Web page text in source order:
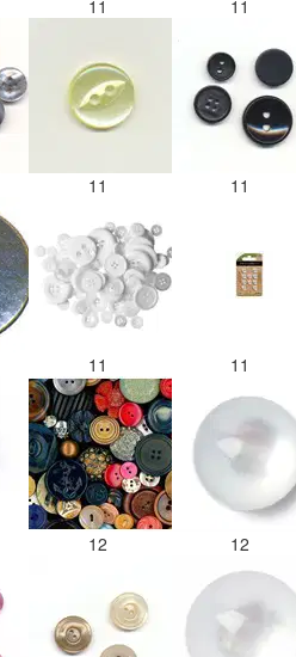
11 11
11 11
11 11
12 12